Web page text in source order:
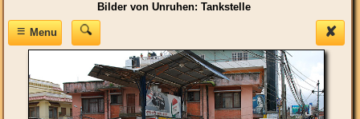
Bilder von Unruhen: Tankstelle
✘
≡Menu